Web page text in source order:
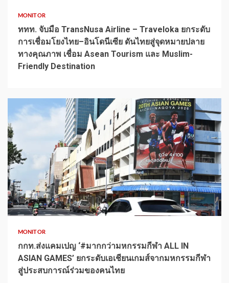
MONITOR
ททท. จับมือ TransNusa Airline – Traveloka ยกระดับ
การเชื่อมโยงไทย–อินโดนีเซีย ดันไทยสู่จุดหมายปลาย
ทางคุณภาพ เชื่อม Asean Tourism และ Muslim-
Friendly Destination
1 min read
MONITOR
กกท.ส่งแคมเปญ ‘#มากกว่ามหกรรมกีฬา ALL IN
ASIAN GAMES’ ยกระดับเอเชียนเกมส์จากมหกรรมกีฬา
สู่ประสบการณ์ร่วมของคนไทย